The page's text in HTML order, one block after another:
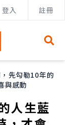
登入 註冊
先勾勒10年的
與感動
人生藍